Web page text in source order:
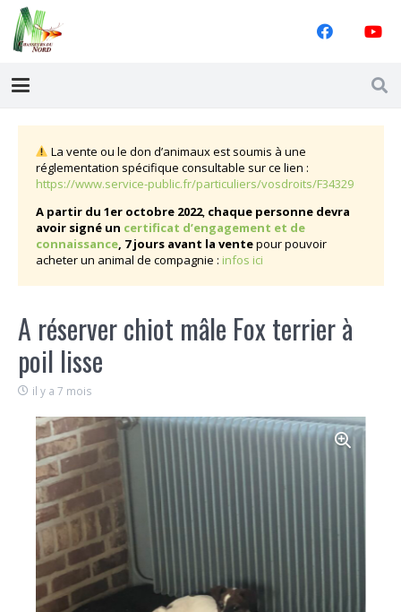
La vente ou le don d’animaux est soumis à une
réglementation spécifique consultable sur ce lien :
https://www.service-public.fr/particuliers/vosdroits/F34329
A partir du 1er octobre 2022, chaque personne devra
avoir signé un certificat d’engagement et de
connaissance, 7 jours avant la ventepour pouvoir
acheter un animal de compagnie : infos ici
A réserver chiot mâle Fox terrier à
poil lisse
il y a 7 mois